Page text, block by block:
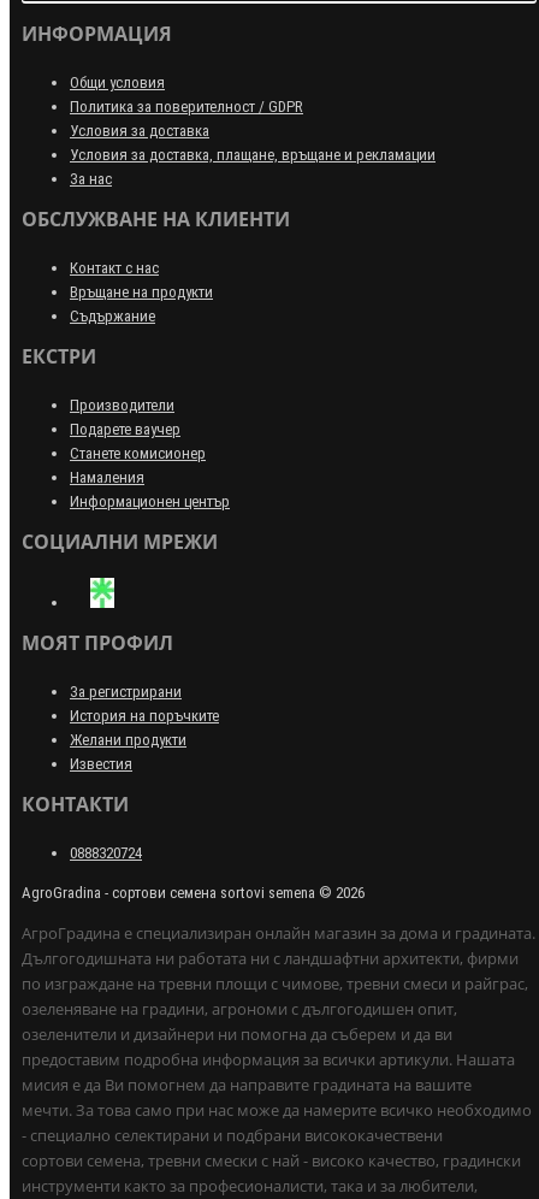
ИНФОРМАЦИЯ
Общи условия
Политика за поверителност / GDPR
Условия за доставка
Условия за доставка, плащане, връщане и рекламации
За нас
ОБСЛУЖВАНЕ НА КЛИЕНТИ
Контакт с нас
Връщане на продукти
Съдържание
ЕКСТРИ
Производители
Подарете ваучер
Станете комисионер
Намаления
Информационен център
СОЦИАЛНИ МРЕЖИ
МОЯТ ПРОФИЛ
За регистрирани
История на поръчките
Желани продукти
Известия
КОНТАКТИ
0888320724
AgroGradina - сортови семена sortovi semena © 2026
АгроГрадина е специализиран онлайн магазин за дома и градината.
Дългогодишната ни работата ни с ландшафтни архитекти, фирми
по изграждане на тревни площи с чимове, тревни смеси и райграс,
озеленяване на градини, агрономи с дългогодишен опит,
озеленители и дизайнери ни помогна да съберем и да ви
предоставим подробна информация за всички артикули. Нашата
мисия е да Ви помогнем да направите градината на вашите
мечти. За това само при нас може да намерите всичко необходимо
- специално селектирани и подбрани висококачествени
сортови семена, тревни смески с най - високо качество, градински
инструменти както за професионалисти, така и за любители,